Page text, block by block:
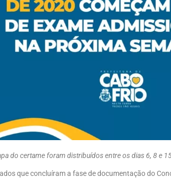
do certame foram distribuídos entre os dias 6, 8 e
que concluíram a fase de documentação do